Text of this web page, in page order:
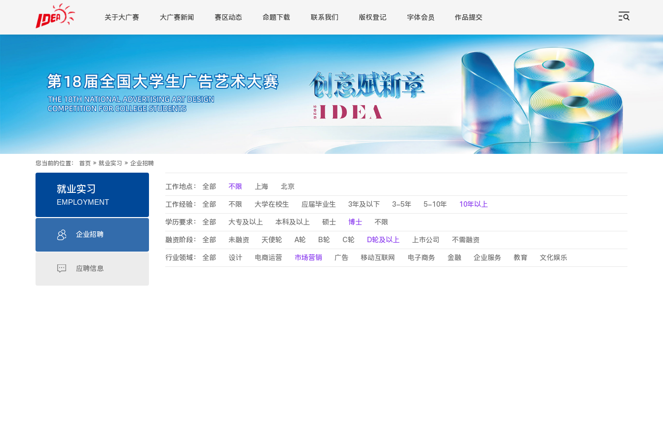
关于大广赛 大广赛新闻 赛区动态 命题下载 联系我们 版权登记 字体会员 作品提交
您当前的位置： 首页 » 就业实习 » 企业招聘
就业实习
EMPLOYMENT
企业招聘
应聘信息
工作地点： 全部 不限 上海 北京
工作经验： 全部 不限 大学在校生 应届毕业生 3年及以下 3-5年 5-10年 10年以上
学历要求： 全部 大专及以上 本科及以上 硕士 博士 不限
融资阶段： 全部 未融资 天使轮 A轮 B轮 C轮 D轮及以上 上市公司 不需融资
行业领域： 全部 设计 电商运营 市场营销 广告 移动互联网 电子商务 金融 企业服务 教育 文化娱乐